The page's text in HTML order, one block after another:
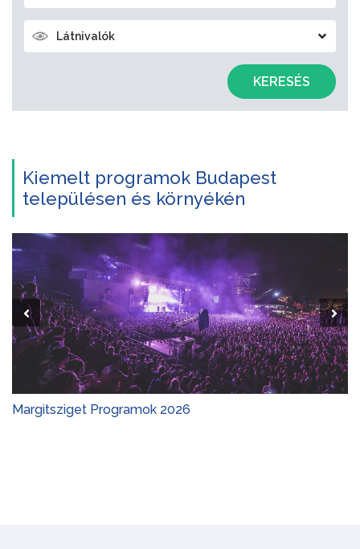
Látnivalók
KERESÉS
Kiemelt programok Budapest
településen és környékén
Margitsziget Programok 2026